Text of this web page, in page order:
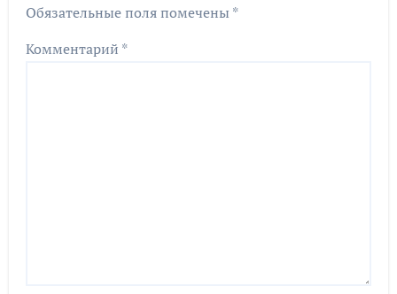
Обязательные поля помечены *
Комментарий *